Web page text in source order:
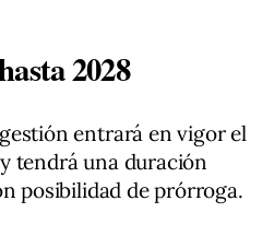
2028
entrará en vigor el
tendrá una duración
posibilidad de prórroga.